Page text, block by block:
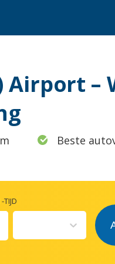
–
Beste
TIJD